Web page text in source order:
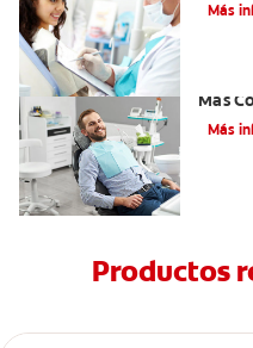
Más
Más
Más
Productos